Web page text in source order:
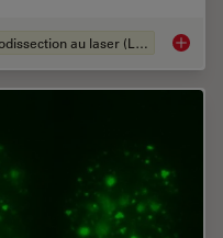
Microdissection au laser (LMD) AI